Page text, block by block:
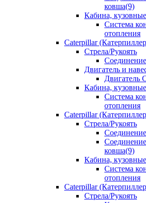
ковша(9)
Кабина,
Система
отопления
Caterpillar
Стрела/Рукоять
Двигатель и
Двигатель
Кабина,
Система
отопления
Caterpillar
Стрела/Рукоять
ковша(9)
Кабина,
Система
отопления
Caterpillar
Стрела/Рукоять